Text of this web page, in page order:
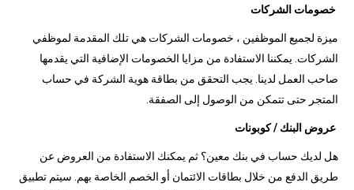
خصومات الشركات
ميزة لجميع الموظفين ، خصومات الشركات هي تلك المقدمة لموظفي
الشركات. يمكننا الاستفادة من مزايا الخصومات الإضافية التي يقدمها
صاحب العمل لدينا. يجب التحقق من بطاقة هوية الشركة في حساب
المتجر حتى تتمكن من الوصول إلى الصفقة.
عروض البنك / كوبونات
هل لديك حساب في بنك معين؟ ثم يمكنك الاستفادة من العروض عن
طريق الدفع من خلال بطاقات الائتمان أو الخصم الخاصة بهم. سيتم تطبيق